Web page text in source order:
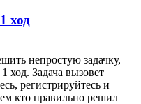
ход
непростую задачку,
ход. Задача вызовет
регистрируйтесь и
кто правильно решил